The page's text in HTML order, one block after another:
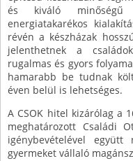
és kiváló
energiatakarékos
révén a készházak
jelenthetnek a
rugalmas és gyors
hamarabb be tudnak
éven belül is lehetséges.
A CSOK hitel kizárólag a
meghatározott Családi
igénybevételével együtt
gyermeket vállaló